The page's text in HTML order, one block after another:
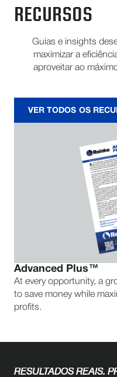
RECURSOS
Guias e insights
maximizar a
aproveitar ao
VER TODOS OS
​Advanced Plus™
At every opportunity, a
to save money while
profits.
RESULTADOS REAIS.